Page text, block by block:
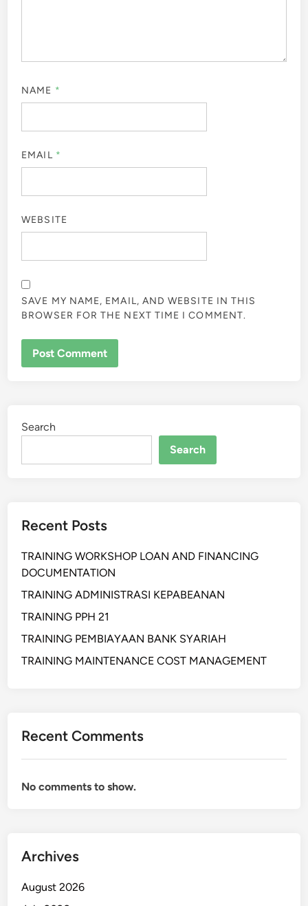
NAME *
EMAIL *
WEBSITE
SAVE MY NAME, EMAIL, AND WEBSITE IN THIS
BROWSER FOR THE NEXT TIME I COMMENT.
Search
Search
Recent Posts
TRAINING WORKSHOP LOAN AND FINANCING
DOCUMENTATION
TRAINING ADMINISTRASI KEPABEANAN
TRAINING PPH 21
TRAINING PEMBIAYAAN BANK SYARIAH
TRAINING MAINTENANCE COST MANAGEMENT
Recent Comments
No comments to show.
Archives
August 2026